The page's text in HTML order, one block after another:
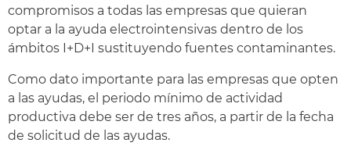
compromisos a todas las empresas que quieran
optar a la ayuda electrointensivas dentro de los
ámbitos I+D+I sustituyendo fuentes contaminantes.
Como dato importante para las empresas que opten
a las ayudas, el periodo mínimo de actividad
productiva debe ser de tres años, a partir de la fecha
de solicitud de las ayudas.